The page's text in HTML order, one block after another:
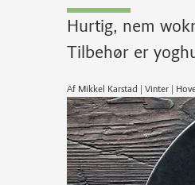
Hurtig, nem
Tilbehør er
Af Mikkel Karstad | Vinter |